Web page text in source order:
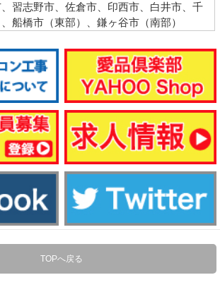
習志野市、佐倉市、印西市、白井市、千
船橋市（東部）、鎌ヶ谷市（南部）
TOPへ戻る